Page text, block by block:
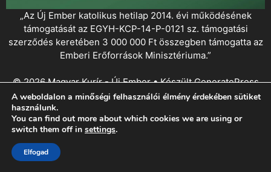
„Az Új Ember katolikus hetilap 2014. évi működésének
támogatását az EGYH-KCP-14-P-0121 sz. támogatási
szerződés keretében 3 000 000 Ft összegben támogatta az
Emberi Erőforrások Minisztériuma.”
© 2026 Magyar Kurír - Új Ember• KészültGeneratePress
A weboldalon a minőségi felhasználói élmény érdekében sütiket
használunk.
You can find out more about which cookies we are using or
switch them off in settings.
Elfogad